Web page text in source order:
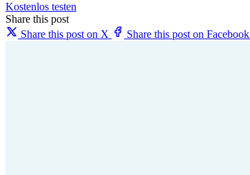
Kostenlos testen
Share this post
Share this post on X
Share this post on Facebook